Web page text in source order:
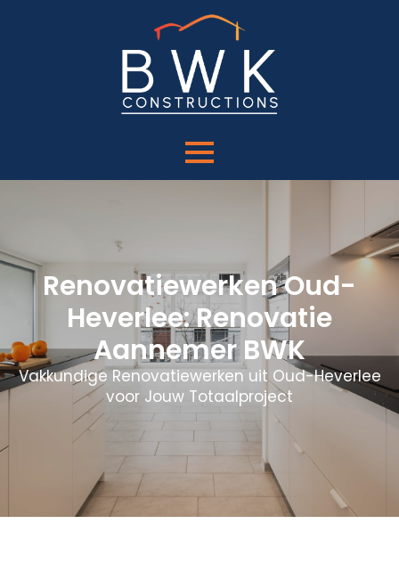
Renovatiewerken Oud-
Heverlee: Renovatie
Aannemer BWK
Vakkundige Renovatiewerken uit Oud-Heverlee
voor Jouw Totaalproject